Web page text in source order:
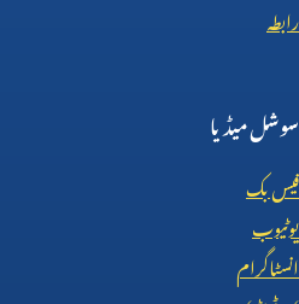
رابطہ
سوشل میڈیا
فیس بک
یوٹیوب
انسٹاگرام